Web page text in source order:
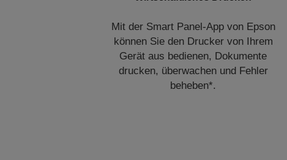
Mit der Smart Panel-App von Epson
können Sie den Drucker von Ihrem
Gerät aus bedienen, Dokumente
drucken, überwachen und Fehler
beheben*.